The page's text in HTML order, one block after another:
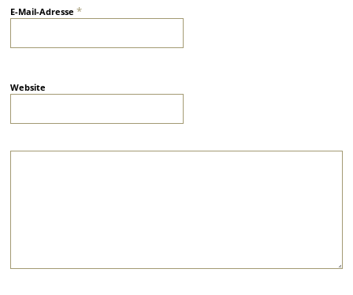
E-Mail-Adresse*
Website